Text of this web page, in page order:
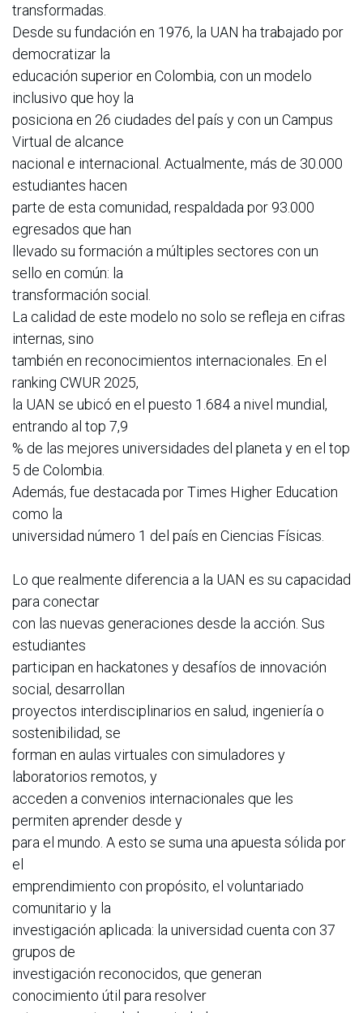
transformadas.
Desde su fundación en 1976, la UAN ha trabajado por
democratizar la
educación superior en Colombia, con un modelo
inclusivo que hoy la
posiciona en 26 ciudades del país y con un Campus
Virtual de alcance
nacional e internacional. Actualmente, más de 30.000
estudiantes hacen
parte de esta comunidad, respaldada por 93.000
egresados que han
llevado su formación a múltiples sectores con un
sello en común: la
transformación social.
La calidad de este modelo no solo se refleja en cifras
internas, sino
también en reconocimientos internacionales. En el
ranking CWUR 2025,
la UAN se ubicó en el puesto 1.684 a nivel mundial,
entrando al top 7,9
% de las mejores universidades del planeta y en el top
5 de Colombia.
Además, fue destacada por Times Higher Education
como la
universidad número 1 del país en Ciencias Físicas.
Lo que realmente diferencia a la UAN es su capacidad
para conectar
con las nuevas generaciones desde la acción. Sus
estudiantes
participan en hackatones y desafíos de innovación
social, desarrollan
proyectos interdisciplinarios en salud, ingeniería o
sostenibilidad, se
forman en aulas virtuales con simuladores y
laboratorios remotos, y
acceden a convenios internacionales que les
permiten aprender desde y
para el mundo. A esto se suma una apuesta sólida por
el
emprendimiento con propósito, el voluntariado
comunitario y la
investigación aplicada: la universidad cuenta con 37
grupos de
investigación reconocidos, que generan
conocimiento útil para resolver